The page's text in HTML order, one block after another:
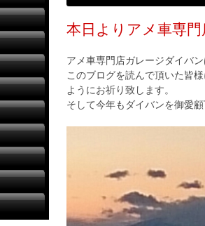
本日よりアメ車専
アメ車専門店ガレージダイバ
このブログを読んで頂いた皆
ようにお祈り致します。
そして今年もダイバンを御愛